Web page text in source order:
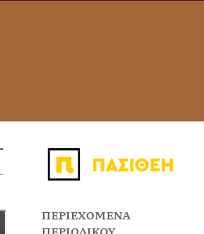
ΠΕΡΙΕΧΌΜΕΝΑ
ΠΕΡΙΟΔΙΚΟΎ